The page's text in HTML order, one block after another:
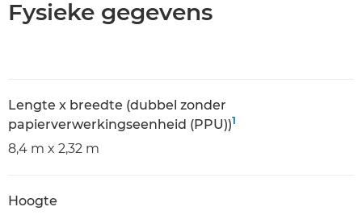
Fysieke gegevens
Lengte x breedte (dubbel zonder
papierverwerkingseenheid (PPU))1
8,4 m x 2,32 m
Hoogte